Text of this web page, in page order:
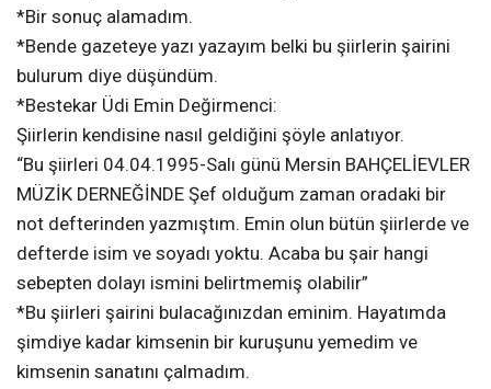
*Bir sonuç alamadım.
*Bende gazeteye yazı yazayım belki bu şiirlerin şairini
bulurum diye düşündüm.
*Bestekar Üdi Emin Değirmenci:
Şiirlerin kendisine nasıl geldiğini şöyle anlatıyor.
“Bu şiirleri 04.04.1995-Salı günü Mersin BAHÇELİEVLER
MÜZİK DERNEĞİNDE Şef olduğum zaman oradaki bir
not defterinden yazmıştım. Emin olun bütün şiirlerde ve
defterde isim ve soyadı yoktu. Acaba bu şair hangi
sebepten dolayı ismini belirtmemiş olabilir”
*Bu şiirleri şairini bulacağınızdan eminim. Hayatımda
şimdiye kadar kimsenin bir kuruşunu yemedim ve
kimsenin sanatını çalmadım.